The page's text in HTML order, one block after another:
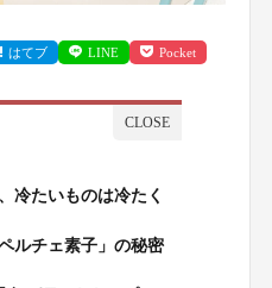
はてブ LINE Pocket
冷たいものは冷たく
ルチェ素子」の秘密